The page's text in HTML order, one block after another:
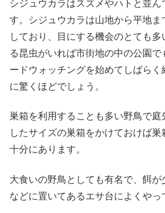
シジュウカラはスズメやハトと並
す。シジュウカラは山地から平地ま
しており、目にする機会のとても
る昆虫がいれば市街地の中の公園
ードウォッチングを始めてしばらく
に驚くほどでしょう。
巣箱を利用することも多い野鳥で庭
したサイズの巣箱をかけておけば
十分にあります。
大食いの野鳥としても有名で、餌
などに置いてあるエサ台によくやっ